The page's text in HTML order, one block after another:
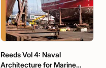
Reeds Vol 4: Naval
Architecture for Marine